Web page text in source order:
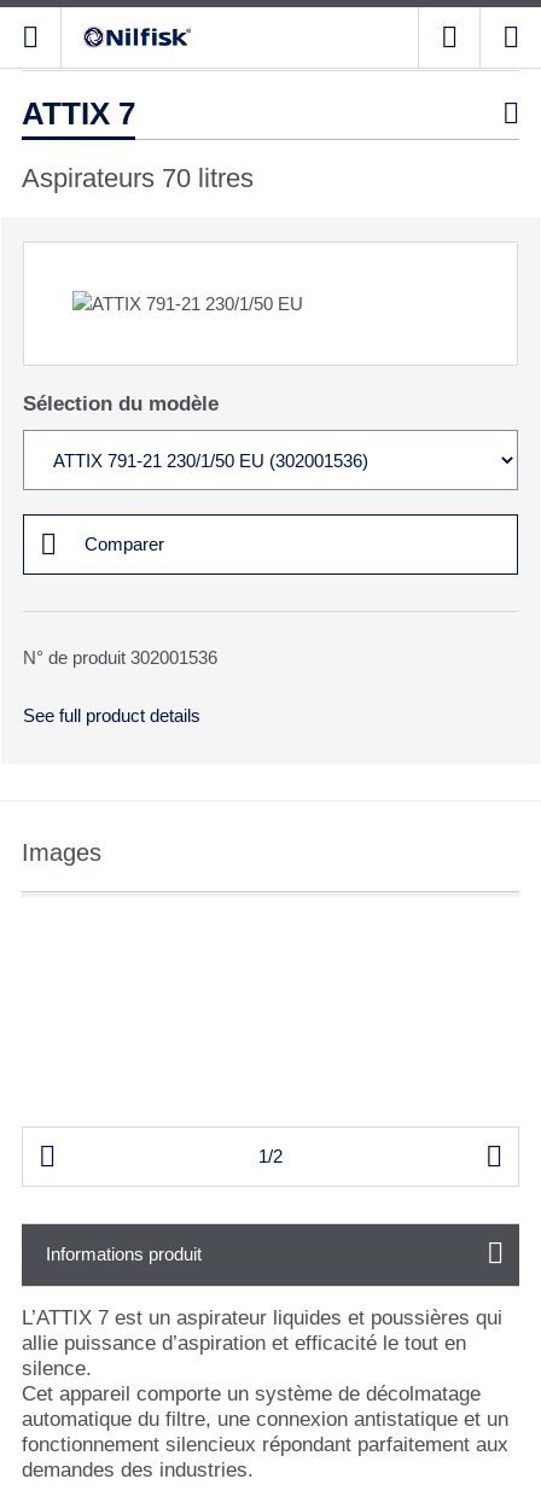
ATTIX 7 
Aspirateurs 70 litres
Sélection du modèle
Comparer
N° de produit 302001536
See full product details
Images
 1/2 
Informations produit
L’ATTIX 7 est un aspirateur liquides et poussières qui
allie puissance d’aspiration et efficacité le tout en
silence.
Cet appareil comporte un système de décolmatage
automatique du filtre, une connexion antistatique et un
fonctionnement silencieux répondant parfaitement aux
demandes des industries.